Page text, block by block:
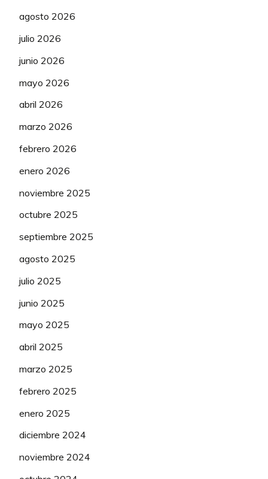
agosto 2026
julio 2026
junio 2026
mayo 2026
abril 2026
marzo 2026
febrero 2026
enero 2026
noviembre 2025
octubre 2025
septiembre 2025
agosto 2025
julio 2025
junio 2025
mayo 2025
abril 2025
marzo 2025
febrero 2025
enero 2025
diciembre 2024
noviembre 2024